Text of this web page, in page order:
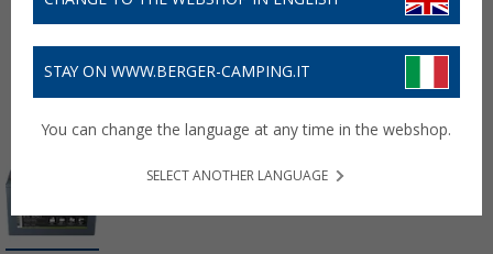
STAY ON WWW.BERGER-CAMPING.IT
You can change the language at any time in the webshop.
SELECT ANOTHER LANGUAGE